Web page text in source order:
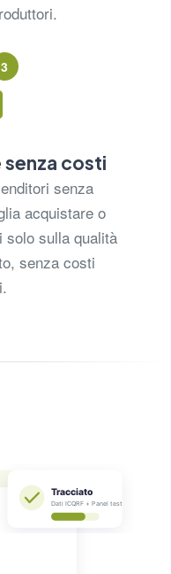
3
costi
senza
acquistare o
solo sulla qualità
senza costi